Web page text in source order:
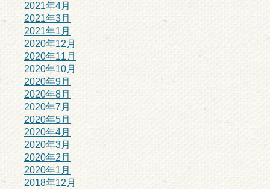
2021年4月
2021年3月
2021年1月
2020年12月
2020年11月
2020年10月
2020年9月
2020年8月
2020年7月
2020年5月
2020年4月
2020年3月
2020年2月
2020年1月
2018年12月